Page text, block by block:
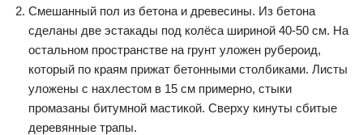
Смешанный пол из бетона и древесины. Из бетона
сделаны две эстакады под колёса шириной 40-50 см. На
остальном пространстве на грунт уложен рубероид,
который по краям прижат бетонными столбиками. Листы
уложены с нахлестом в 15 см примерно, стыки
промазаны битумной мастикой. Сверху кинуты сбитые
деревянные трапы.